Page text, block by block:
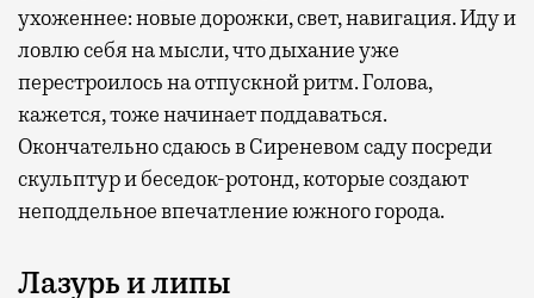
ухоженнее: новые дорожки, свет, навигация. Иду и
ловлю себя на мысли, что дыхание уже
перестроилось на отпускной ритм. Голова,
кажется, тоже начинает поддаваться.
Окончательно сдаюсь в Сиреневом саду посреди
скульптур и беседок-ротонд, которые создают
неподдельное впечатление южного города.
Лазурь и липы